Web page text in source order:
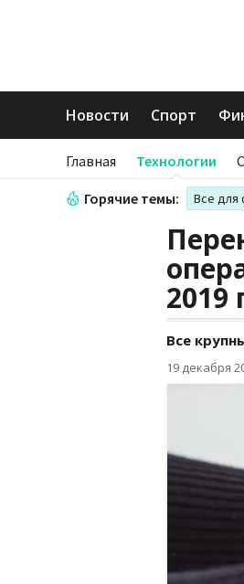
Новости Спорт
Главная Технологии
Горячие темы: Все для
2019
Все
19 декабря